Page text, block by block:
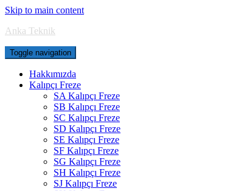
Skip to main content
Anka Teknik
Toggle navigation
Hakkımızda
Kalıpçı Freze
SA Kalıpçı Freze
SB Kalıpçı Freze
SC Kalıpçı Freze
SD Kalıpçı Freze
SE Kalıpçı Freze
SF Kalıpçı Freze
SG Kalıpçı Freze
SH Kalıpçı Freze
SJ Kalıpçı Freze